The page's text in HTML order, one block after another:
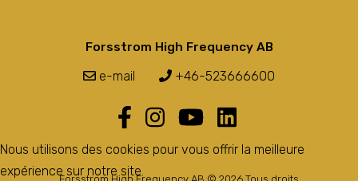
Forsstrom High Frequency AB
e-mail +46-523666600
Nous utilisons des cookies pour vous offrir la meilleure
expérience sur notre site.